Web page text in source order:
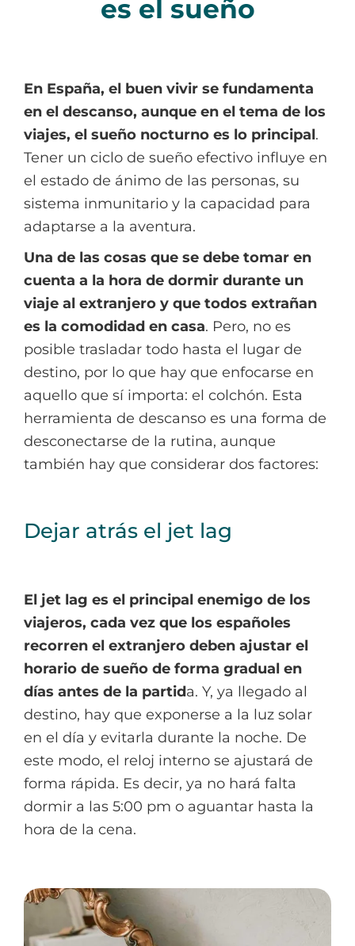
es el sueño
En España, el buen vivir se fundamenta
en el descanso, aunque en el tema de los
viajes, el sueño nocturno es lo principal.
Tener un ciclo de sueño efectivo influye en
el estado de ánimo de las personas, su
sistema inmunitario y la capacidad para
adaptarse a la aventura.
Una de las cosas que se debe tomar en
cuenta a la hora de dormir durante un
viaje al extranjero y que todos extrañan
es la comodidad en casa. Pero, no es
posible trasladar todo hasta el lugar de
destino, por lo que hay que enfocarse en
aquello que sí importa: el colchón. Esta
herramienta de descanso es una forma de
desconectarse de la rutina, aunque
también hay que considerar dos factores:
Dejar atrás el jet lag
El jet lag es el principal enemigo de los
viajeros, cada vez que los españoles
recorren el extranjero deben ajustar el
horario de sueño de forma gradual en
días antes de la partida. Y, ya llegado al
destino, hay que exponerse a la luz solar
en el día y evitarla durante la noche. De
este modo, el reloj interno se ajustará de
forma rápida. Es decir, ya no hará falta
dormir a las 5:00 pm o aguantar hasta la
hora de la cena.